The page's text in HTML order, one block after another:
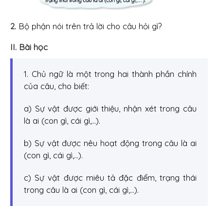
2. Bộ phận nói trên trả lời cho câu hỏi gì?
II. Bài học
1. Chủ ngữ là một trong hai thành phần chính
của câu, cho biết:
a) Sự vật được giới thiệu, nhận xét trong câu
là ai (con gì, cái gì,...).
b) Sự vật được nêu hoạt động trong câu là ai
(con gì, cái gì,...).
c) Sự vật được miêu tả đặc điểm, trạng thái
trong câu là ai (con gì, cái gì,...).